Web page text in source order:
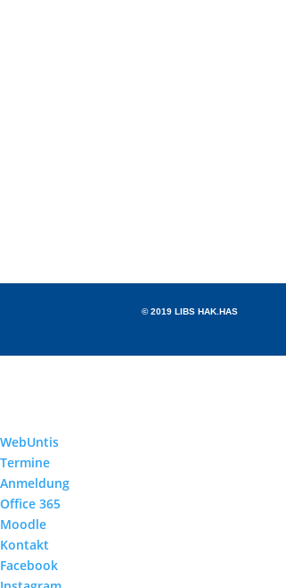
© 2019 LIBS HAK.HAS
WebUntis
Termine
Anmeldung
Office 365
Moodle
Kontakt
Facebook